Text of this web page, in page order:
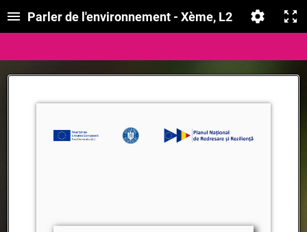
Parler de l'environnement - Xème, L2